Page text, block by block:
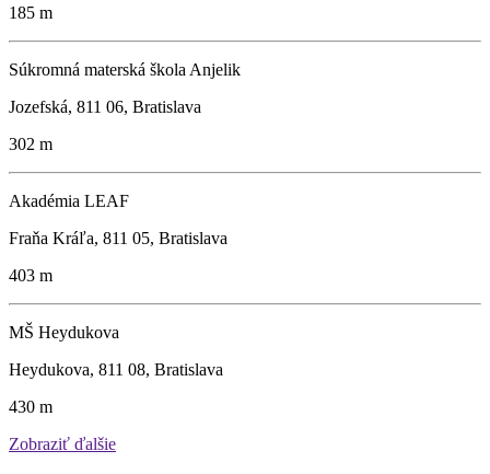
185 m
Súkromná materská škola Anjelik
Jozefská, 811 06, Bratislava
302 m
Akadémia LEAF
Fraňa Kráľa, 811 05, Bratislava
403 m
MŠ Heydukova
Heydukova, 811 08, Bratislava
430 m
Zobraziť ďalšie